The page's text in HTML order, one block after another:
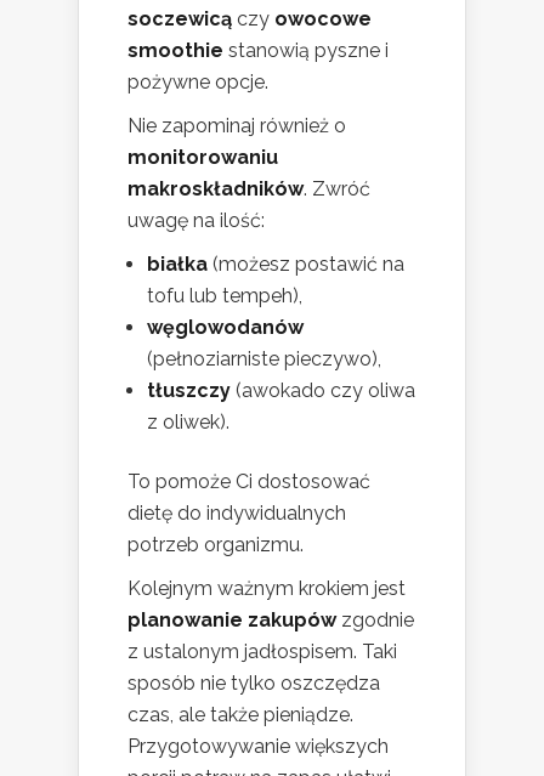
soczewicą czy owocowe
smoothie stanowią pyszne i
pożywne opcje.
Nie zapominaj również o
monitorowaniu
makroskładników. Zwróć
uwagę na ilość:
białka (możesz postawić na
tofu lub tempeh),
węglowodanów
(pełnoziarniste pieczywo),
tłuszczy (awokado czy oliwa
z oliwek).
To pomoże Ci dostosować
dietę do indywidualnych
potrzeb organizmu.
Kolejnym ważnym krokiem jest
planowanie zakupówzgodnie
z ustalonym jadłospisem. Taki
sposób nie tylko oszczędza
czas, ale także pieniądze.
Przygotowywanie większych